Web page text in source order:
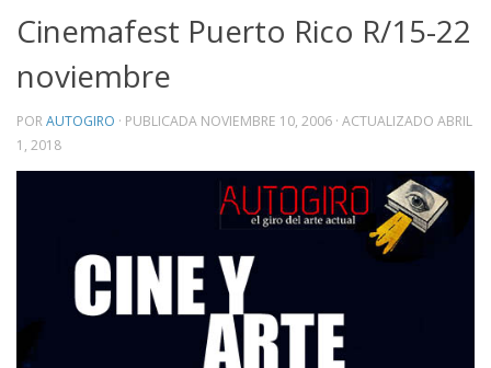
Cinemafest Puerto Rico R/15-22
noviembre
PORAUTOGIRO · PUBLICADA NOVIEMBRE 10, 2006 · ACTUALIZADO ABRIL
1, 2018